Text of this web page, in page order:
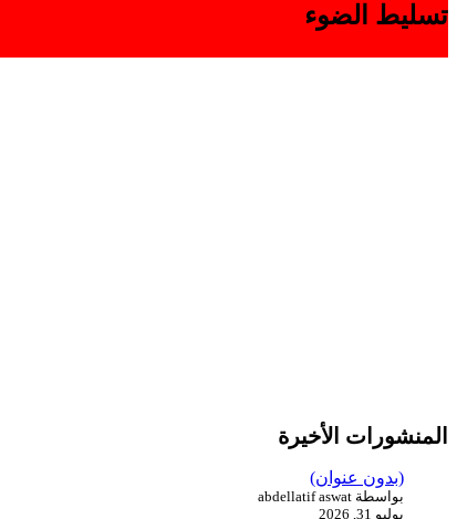
تسليط الضوء
المنشورات الأخيرة
(بدون عنوان)
بواسطة abdellatif aswat
يوليو 31, 2026